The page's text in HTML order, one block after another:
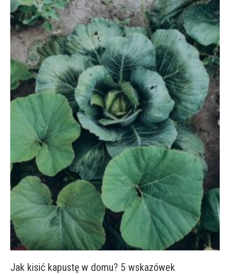
Jak kisić kapustę w domu? 5 wskazówek